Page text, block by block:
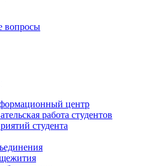
вопросы
центр
работа студентов
студента